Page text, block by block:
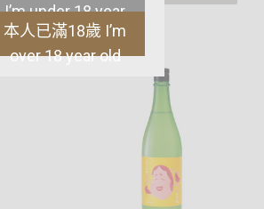
I’m under 18 year
old
本人已滿18歲 I’m
over 18 year old